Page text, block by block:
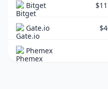
Bitget
Gate.io
Phemex